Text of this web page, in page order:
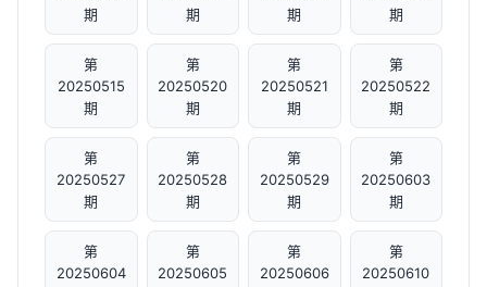
期
期
期
期
第
20250515
期
第
20250520
期
第
20250521
期
第
20250522
期
第
20250527
期
第
20250528
期
第
20250529
期
第
20250603
期
第
20250604
第
20250605
第
20250606
第
20250610